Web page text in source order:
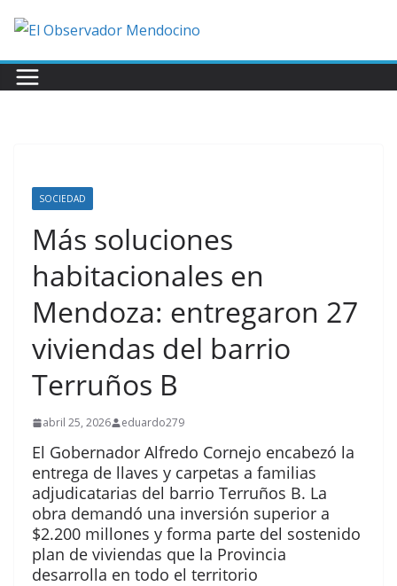
contenido
SOCIEDAD
Más soluciones
habitacionales en
Mendoza: entregaron 27
viviendas del barrio
Terruños B
abril 25, 2026 eduardo279
El Gobernador Alfredo Cornejo encabezó la
entrega de llaves y carpetas a familias
adjudicatarias del barrio Terruños B. La
obra demandó una inversión superior a
$2.200 millones y forma parte del sostenido
plan de viviendas que la Provincia
desarrolla en todo el territorio